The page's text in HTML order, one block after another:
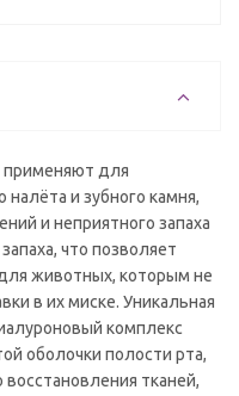
применяют для
налёта и зубного камня,
и неприятного запаха
что позволяет
животных, которым не
в их миске. Уникальная
комплекс
оболочки полости рта,
восстановления тканей,